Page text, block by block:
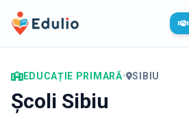
Edulio
EDUCAȚIE PRIMARĂ• SIBIU
Școli Sibiu